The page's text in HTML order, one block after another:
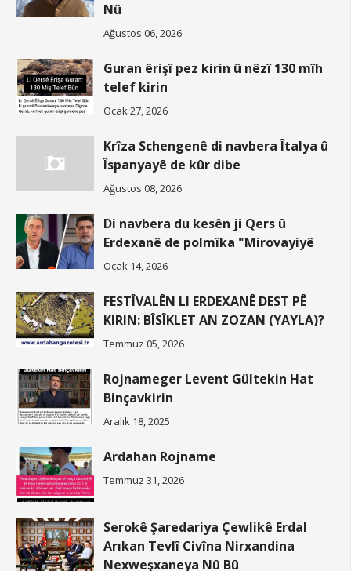
Nû
Ağustos 06, 2026
Guran êrişî pez kirin û nêzî 130 mîh
telef kirin
Ocak 27, 2026
Krîza Schengenê di navbera Îtalya û
Îspanyayê de kûr dibe
Ağustos 08, 2026
Di navbera du kesên ji Qers û
Erdexanê de polmîka "Mirovayiyê
Ocak 14, 2026
FESTÎVALÊN LI ERDEXANÊ DEST PÊ
KIRIN: BÎSÎKLET AN ZOZAN (YAYLA)?
Temmuz 05, 2026
Rojnameger Levent Gültekin Hat
Binçavkirin
Aralık 18, 2025
Ardahan Rojname
Temmuz 31, 2026
Serokê Şaredariya Çewlikê Erdal
Arıkan Tevlî Civîna Nirxandina
Nexweşxaneya Nû Bû